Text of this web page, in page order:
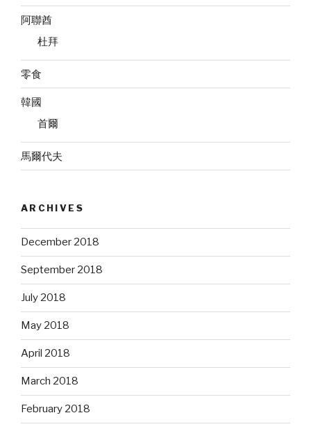
阿聯酋
杜拜
零食
韓國
首爾
馬爾代夫
ARCHIVES
December 2018
September 2018
July 2018
May 2018
April 2018
March 2018
February 2018